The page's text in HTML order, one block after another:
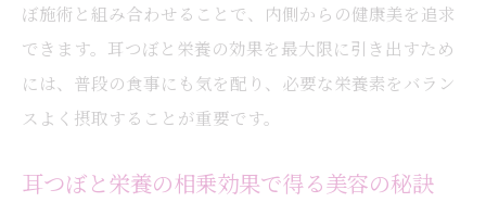
ぼ施術と組み合わせることで、内側からの健康美を追求
できます。耳つぼと栄養の効果を最大限に引き出すため
には、普段の食事にも気を配り、必要な栄養素をバラン
スよく摂取することが重要です。
耳つぼと栄養の相乗効果で得る美容の秘訣